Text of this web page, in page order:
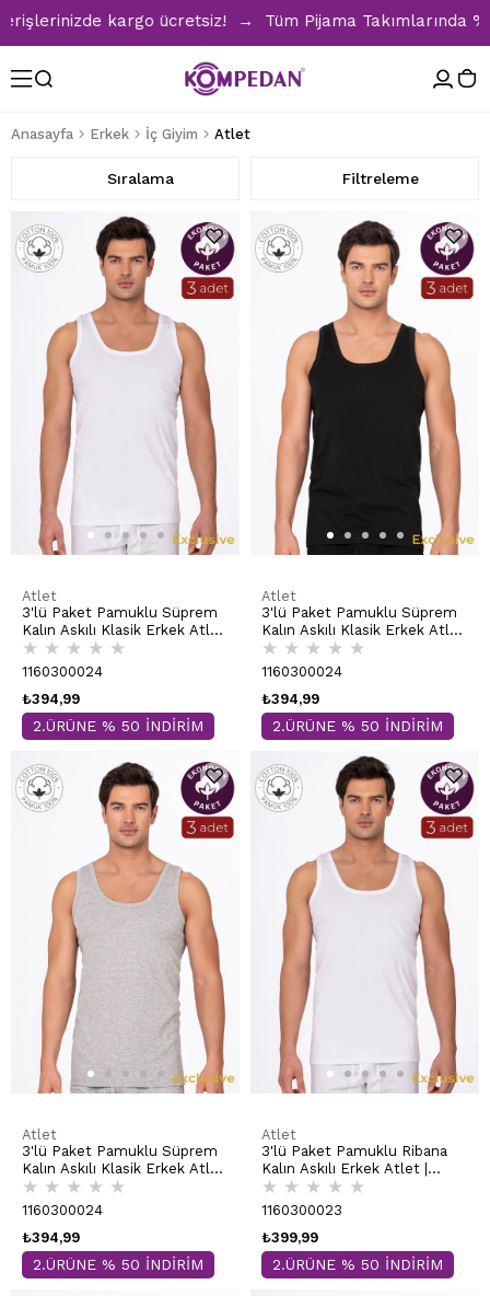
kargo ücretsiz! → Tüm Pijama Takımlarında %30
Anasayfa Erkek İç Giyim Atlet
Filtreleme
Sıralama
Atlet
3'lü Paket Pamuklu Süprem
Kalın Askılı Klasik Erkek Atlet
| Beyaz K0050
★ ★ ★ ★ ★
1160300024
₺394,99
2.ÜRÜNE % 50 İNDİRİM
Atlet
3'lü Paket Pamuklu Süprem
Kalın Askılı Klasik Erkek Atlet
| Siyah K0050
★ ★ ★ ★ ★
1160300024
₺394,99
2.ÜRÜNE % 50 İNDİRİM
Atlet
3'lü Paket Pamuklu Süprem
Kalın Askılı Klasik Erkek Atlet
| Gri K0050
★ ★ ★ ★ ★
1160300024
₺394,99
2.ÜRÜNE % 50 İNDİRİM
Atlet
3'lü Paket Pamuklu Ribana
Kalın Askılı Erkek Atlet |
Beyaz K0113
★ ★ ★ ★ ★
1160300023
₺399,99
2.ÜRÜNE % 50 İNDİRİM